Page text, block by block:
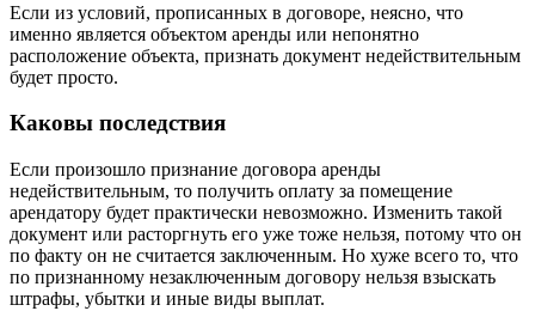
Если из условий, прописанных в договоре, неясно, что
именно является объектом аренды или непонятно
расположение объекта, признать документ недействительным
будет просто.
Каковы последствия
Если произошло признание договора аренды
недействительным, то получить оплату за помещение
арендатору будет практически невозможно. Изменить такой
документ или расторгнуть его уже тоже нельзя, потому что он
по факту он не считается заключенным. Но хуже всего то, что
по признанному незаключенным договору нельзя взыскать
штрафы, убытки и иные виды выплат.